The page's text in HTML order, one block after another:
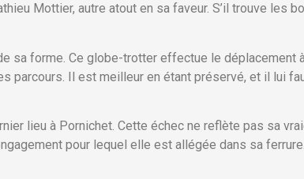
Mottier, autre atout en sa faveur. S’il trouve les
sa forme. Ce globe-trotter effectue le déplacement
parcours. Il est meilleur en étant préservé, et il lui
lieu à Pornichet. Cette échec ne reflète pas sa
pour lequel elle est allégée dans sa